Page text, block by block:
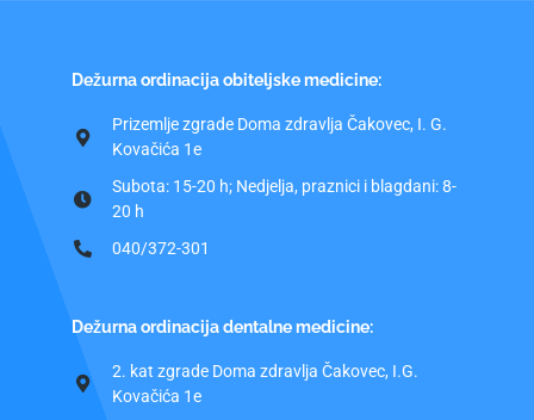
Dežurna ordinacija obiteljske medicine:
Prizemlje zgrade Doma zdravlja Čakovec, I. G.
Kovačića 1e
Subota: 15-20 h; Nedjelja, praznici i blagdani: 8-
20 h
040/372-301
Dežurna ordinacija dentalne medicine:
2. kat zgrade Doma zdravlja Čakovec, I.G.
Kovačića 1e